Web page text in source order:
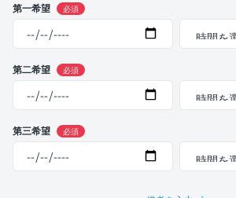
第一希望 必須
第二希望 必須
第三希望 必須